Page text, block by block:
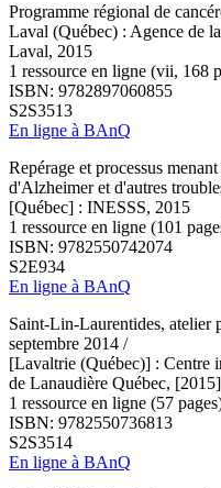
Programme régional de
Laval (Québec) : Agence de
Laval, 2015
1 ressource en ligne (vii, 168
ISBN: 9782897060855
S2S3513
En ligne à BAnQ
Repérage et processus
d'Alzheimer et d'autres
[Québec] : INESSS, 2015
1 ressource en ligne (101
ISBN: 9782550742074
S2E934
En ligne à BAnQ
Saint-Lin-Laurentides, atelier
septembre 2014 /
[Lavaltrie (Québec)] : Centre
de Lanaudière Québec, [2015]
1 ressource en ligne (57
ISBN: 9782550736813
S2S3514
En ligne à BAnQ